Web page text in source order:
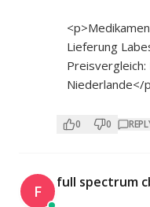
Lieferung
Niederlande</
0 0
F full spectrum